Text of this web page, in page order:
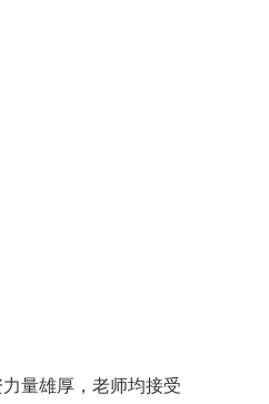
量雄厚，老师均接受